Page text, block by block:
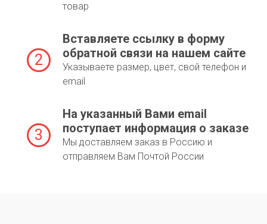
товар
2
Вставляете ссылку в форму
обратной связи на нашем сайте
Указываете размер, цвет, свой телефон и
email
3
На указанный Вами email
поступает информация о заказе
Мы доставляем заказ в Россию и
отправляем Вам Почтой России